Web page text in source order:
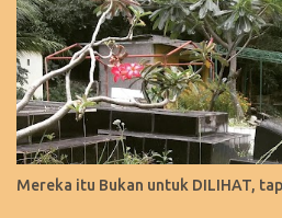
Mereka itu Bukan untuk DILIHAT,